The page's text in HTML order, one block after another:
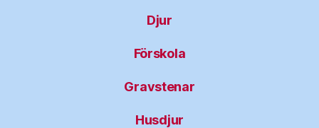
Djur
Förskola
Gravstenar
Husdjur